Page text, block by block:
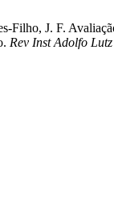
J. F.
Rev Inst Adolfo Lutz